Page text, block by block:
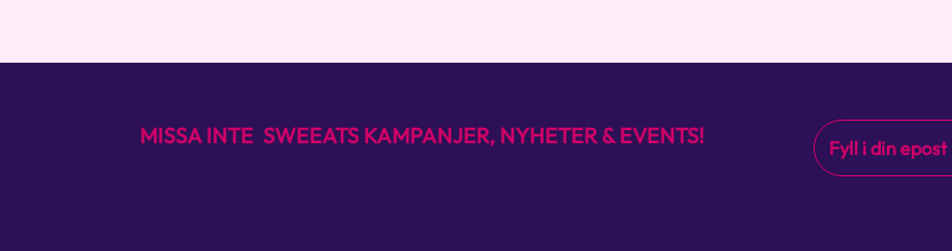
MISSA INTE SWEEATS KAMPANJER, NYHETER & EVENTS!